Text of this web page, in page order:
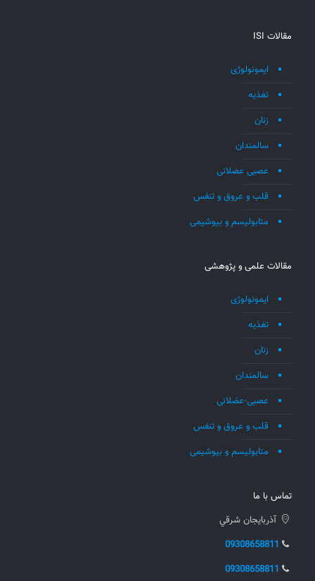
مقالات ISI
ایمونولوژی
تغذیه
زنان
سالمندان
عصبی عضلانی
قلب و عروق و تنفس
متابولیسم و بیوشیمی
مقالات علمی و پژوهشی
ایمونولوژی
تغذیه
زنان
سالمندان
عصبی-عضلانی
قلب و عروق و تنفس
متابولیسم و بیوشیمی
تماس با ما
آذربايجان شرقي
09308658811
09308658811